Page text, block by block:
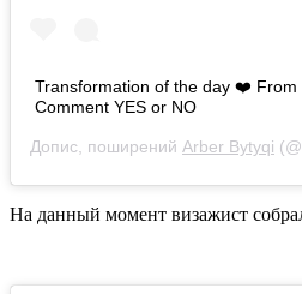
Transformation of the day ❤️ From
Comment YES or NO
Допис, поширений Arber Bytyqi
На данный момент визажист